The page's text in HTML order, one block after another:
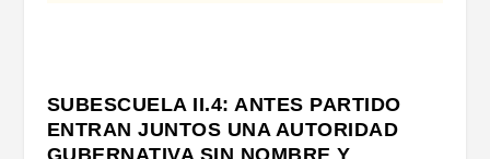
SUBESCUELA II.4: ANTES PARTIDO
ENTRAN JUNTOS UNA AUTORIDAD